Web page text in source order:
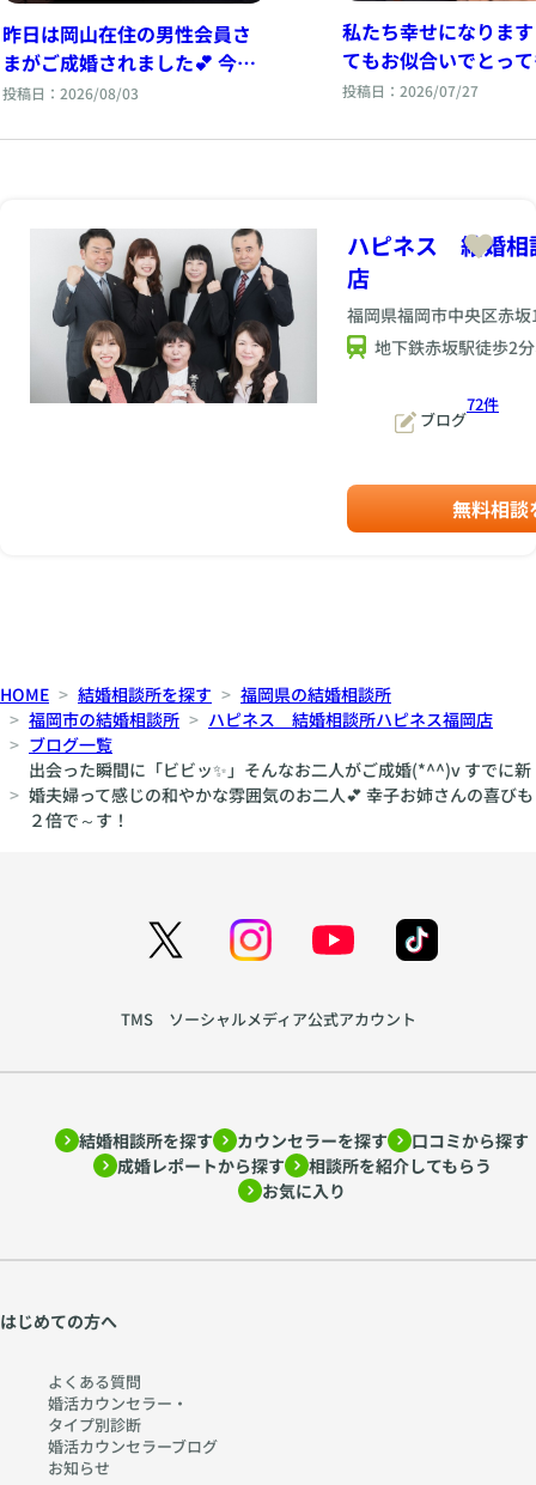
昨日は岡山在住の男性会員さ
まがご成婚されました💕 今回
はオンラインでご成婚手続き
(#^.^#)
投稿日：2026/08/03
私たち幸せになりま
てもお似合いでとっ
なお二人が仲良くハ
されました(^^♪
投稿日：2026/07/27
ハピネス 結婚相
店
福岡県福岡市中央区赤
地下鉄赤坂駅徒歩2
ブログ
72件
無料相談
HOME 結婚相談所を探す
福岡県の結婚相談所
福岡市の結婚相談所
ハピネス 結婚相談所ハピネス福岡店
ブログ一覧
出会った瞬間に「ビビッ✨」そんなお二人がご成婚(*^^)v すでに新
婚夫婦って感じの和やかな雰囲気のお二人💕 幸子お姉さんの喜びも
２倍で～す！
TMS ソーシャルメディア公式アカウント
結婚相談所を探す カウンセラーを探す
口コミから探す
成婚レポートから探す
相談所を紹介してもらう
お気に入り
はじめての方へ
よくある質問
婚活カウンセラー・
タイプ別診断
婚活カウンセラーブログ
お知らせ